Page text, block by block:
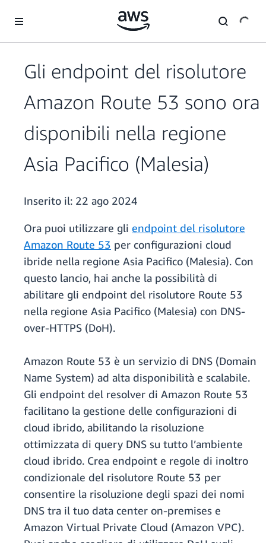
Gli endpoint del risolutore
Amazon Route 53 sono ora
disponibili nella regione
Asia Pacifico (Malesia)
Inserito il: 22 ago 2024
Ora puoi utilizzare gli endpoint del risolutore
Amazon Route 53 per configurazioni cloud
ibride nella regione Asia Pacifico (Malesia). Con
questo lancio, hai anche la possibilità di
abilitare gli endpoint del risolutore Route 53
nella regione Asia Pacifico (Malesia) con DNS-
over-HTTPS (DoH).
Amazon Route 53 è un servizio di DNS (Domain
Name System) ad alta disponibilità e scalabile.
Gli endpoint del resolver di Amazon Route 53
facilitano la gestione delle configurazioni di
cloud ibrido, abilitando la risoluzione
ottimizzata di query DNS su tutto l’ambiente
cloud ibrido. Crea endpoint e regole di inoltro
condizionale del risolutore Route 53 per
consentire la risoluzione degli spazi dei nomi
DNS tra il tuo data center on-premises e
Amazon Virtual Private Cloud (Amazon VPC).